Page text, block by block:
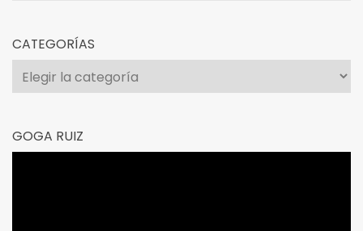
CATEGORÍAS
Categorías
GOGA RUIZ